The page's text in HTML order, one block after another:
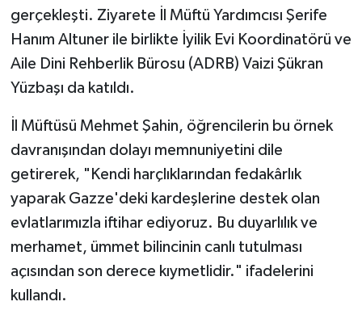
gerçekleşti. Ziyarete İl Müftü Yardımcısı Şerife
Hanım Altuner ile birlikte İyilik Evi Koordinatörü ve
Aile Dini Rehberlik Bürosu (ADRB) Vaizi Şükran
Yüzbaşı da katıldı.
İl Müftüsü Mehmet Şahin, öğrencilerin bu örnek
davranışından dolayı memnuniyetini dile
getirerek, "Kendi harçlıklarından fedakârlık
yaparak Gazze'deki kardeşlerine destek olan
evlatlarımızla iftihar ediyoruz. Bu duyarlılık ve
merhamet, ümmet bilincinin canlı tutulması
açısından son derece kıymetlidir." ifadelerini
kullandı.
Bolu Müftülüğü
Çanakkale Müftülüğü
Çankırı Müftülüğü
Çorum Müftülüğü
Denizli Müftülüğü
Makaleler
Podcast
Bilim, Teknoloji
Biyografiler
Diyanet TV